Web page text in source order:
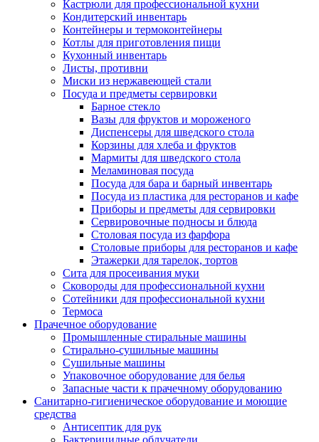
Кастрюли для профессиональной кухни
Кондитерский инвентарь
Контейнеры и термоконтейнеры
Котлы для приготовления пищи
Кухонный инвентарь
Листы, противни
Миски из нержавеющей стали
Посуда и предметы сервировки
Барное стекло
Вазы для фруктов и мороженого
Диспенсеры для шведского стола
Корзины для хлеба и фруктов
Мармиты для шведского стола
Меламиновая посуда
Посуда для бара и барный инвентарь
Посуда из пластика для ресторанов и кафе
Приборы и предметы для сервировки
Сервировочные подносы и блюда
Столовая посуда из фарфора
Столовые приборы для ресторанов и кафе
Этажерки для тарелок, тортов
Сита для просеивания муки
Сковороды для профессиональной кухни
Сотейники для профессиональной кухни
Термоса
Прачечное оборудование
Промышленные стиральные машины
Стирально-сушильные машины
Сушильные машины
Упаковочное оборудование для белья
Запасные части к прачечному оборудованию
Санитарно-гигиеническое оборудование и моющие
средства
Антисептик для рук
Бактерицидные облучатели